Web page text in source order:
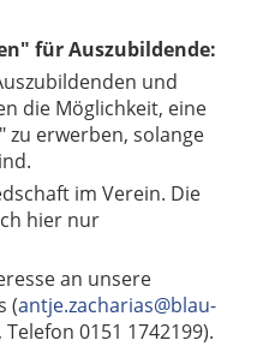
für Auszubildende:
und
die Möglichkeit, eine
zu erwerben, solange
im Verein. Die
hier nur
an unsere
(antje.zacharias@blau-
, Telefon 0151 1742199).